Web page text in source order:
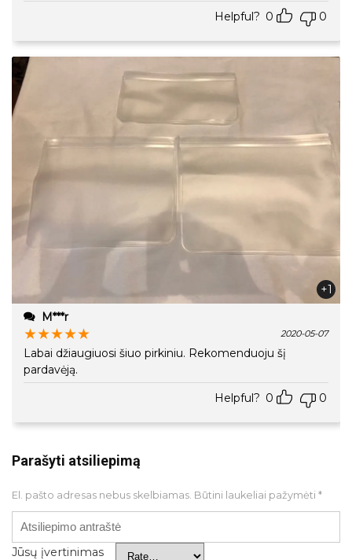
Helpful? 0 0
+1
M***r
★★★★★ 2020-05-07
Labai džiaugiuosi šiuo pirkiniu. Rekomenduoju šį
pardavėją.
Helpful? 0 0
Parašyti atsiliepimą
El. pašto adresas nebus skelbiamas. Būtini laukeliai pažymėti *
Jūsų įvertinimas